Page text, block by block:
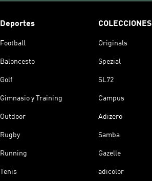
Deportes
Football
Baloncesto
Golf
Gimnasio y Training
Outdoor
Rugby
Running
Tenis
COLECCIONES
Originals
Spezial
SL72
Campus
Adizero
Samba
Gazelle
adicolor